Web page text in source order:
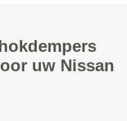
uw Nissan